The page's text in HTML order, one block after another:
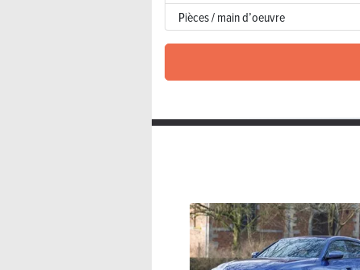
Pièces / main d’oeuvre